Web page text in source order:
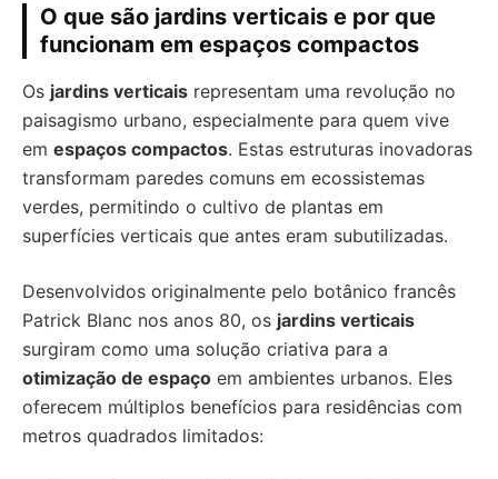
O que são jardins verticais e por que
funcionam em espaços compactos
Os jardins verticais representam uma revolução no
paisagismo urbano, especialmente para quem vive
em espaços compactos. Estas estruturas inovadoras
transformam paredes comuns em ecossistemas
verdes, permitindo o cultivo de plantas em
superfícies verticais que antes eram subutilizadas.
Desenvolvidos originalmente pelo botânico francês
Patrick Blanc nos anos 80, os jardins verticais
surgiram como uma solução criativa para a
otimização de espaço em ambientes urbanos. Eles
oferecem múltiplos benefícios para residências com
metros quadrados limitados: